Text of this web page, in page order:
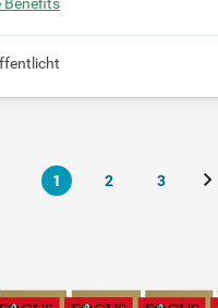
für eine gesunde
und kostenfreien
1 2 3